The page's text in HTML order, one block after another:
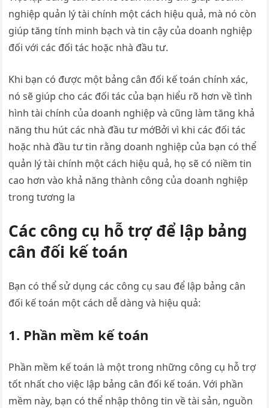
nghiệp quản lý tài chính một cách hiệu quả, mà nó còn
giúp tăng tính minh bạch và tin cậy của doanh nghiệp
đối với các đối tác hoặc nhà đầu tư.
Khi bạn có được một bảng cân đối kế toán chính xác,
nó sẽ giúp cho các đối tác của bạn hiểu rõ hơn về tình
hình tài chính của doanh nghiệp và cũng làm tăng khả
năng thu hút các nhà đầu tư mớBởi vì khi các đối tác
hoặc nhà đầu tư tin rằng doanh nghiệp của bạn có thể
quản lý tài chính một cách hiệu quả, họ sẽ có niềm tin
cao hơn vào khả năng thành công của doanh nghiệp
trong tương la
Các công cụ hỗ trợ để lập bảng
cân đối kế toán
Bạn có thể sử dụng các công cụ sau để lập bảng cân
đối kế toán một cách dễ dàng và hiệu quả:
1. Phần mềm kế toán
Phần mềm kế toán là một trong những công cụ hỗ trợ
tốt nhất cho việc lập bảng cân đối kế toán. Với phần
mềm này, bạn có thể nhập thông tin về tài sản, nguồn